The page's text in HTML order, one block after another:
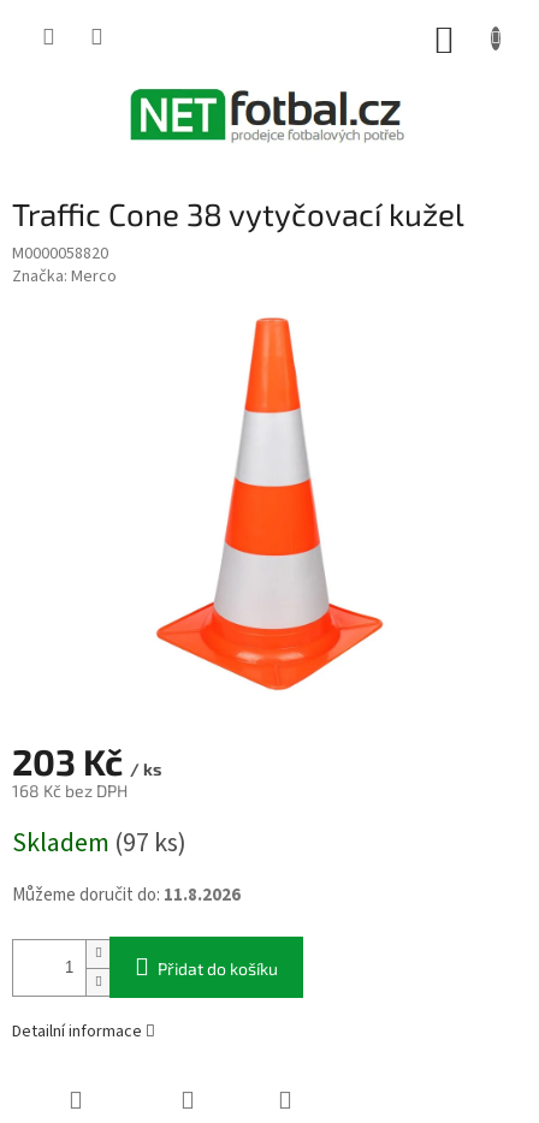
Traffic Cone 38 vytyčovací kužel
M0000058820
Značka: Merco
203 Kč / ks
168 Kč bez DPH
cena:
Skladem (97 ks)
Můžeme doručit do: 11.8.2026
Přidat do košíku
Detailní informace